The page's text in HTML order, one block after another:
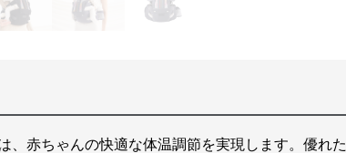
、赤ちゃんの快適な体温調節を実現します。優れた